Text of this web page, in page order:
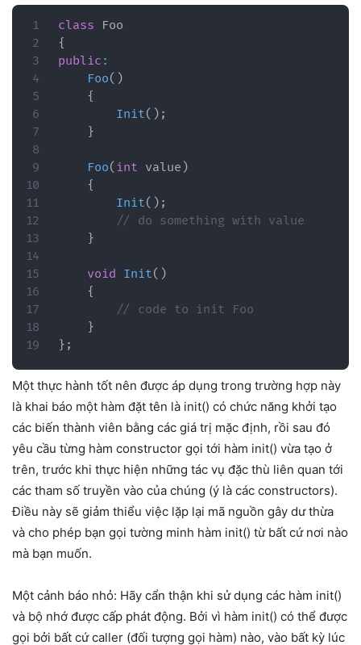
class
Foo
{
public :
Foo( )
{
Init( ) ;
}
Foo( int value )
{
Init( ) ;
// do something with value
}
void Init( )
{
// code to init Foo
}
} ;
Một thực hành tốt nên được áp dụng trong trường hợp này
là khai báo một hàm đặt tên là init() có chức năng khởi tạo
các biến thành viên bằng các giá trị mặc định, rồi sau đó
yêu cầu từng hàm constructor gọi tới hàm init() vừa tạo ở
trên, trước khi thực hiện những tác vụ đặc thù liên quan tới
các tham số truyền vào của chúng (ý là các constructors).
Điều này sẽ giảm thiểu việc lặp lại mã nguồn gây dư thừa
và cho phép bạn gọi tường minh hàm init() từ bất cứ nơi nào
mà bạn muốn.
Một cảnh báo nhỏ: Hãy cẩn thận khi sử dụng các hàm init()
và bộ nhớ được cấp phát động. Bởi vì hàm init() có thể được
gọi bởi bất cứ caller (đối tượng gọi hàm) nào, vào bất kỳ lúc